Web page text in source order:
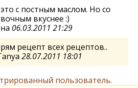
с постным маслом. Но со
вкуснее :)
06.03.2011 21:29
рецепт всех рецептов..
28.07.2011 18:01
пользователь.